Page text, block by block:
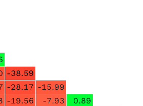
-38.59
-28.17 -15.99
-19.56 -7.93
0.89